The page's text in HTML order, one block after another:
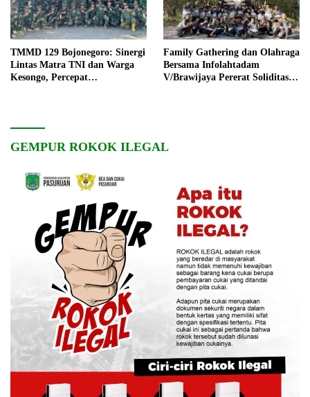
TMMD 129 Bojonegoro: Sinergi
Lintas Matra TNI dan Warga
Kesongo, Percepat
Family Gathering dan Olahraga
Bersama Infolahtadam
V/Brawijaya Pererat Soliditas
GEMPUR ROKOK ILEGAL